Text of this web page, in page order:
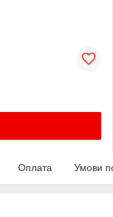
Оплата Умови